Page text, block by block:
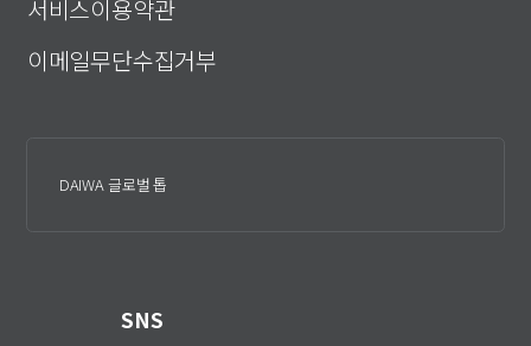
서비스이용약관
이메일무단수집거부
DAIWA 글로벌 톱
SNS